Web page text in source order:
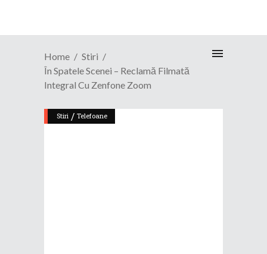
Home
Stiri
În Spatele Scenei – Reclamă Filmată
Integral Cu Zenfone Zoom
Stiri / Telefoane